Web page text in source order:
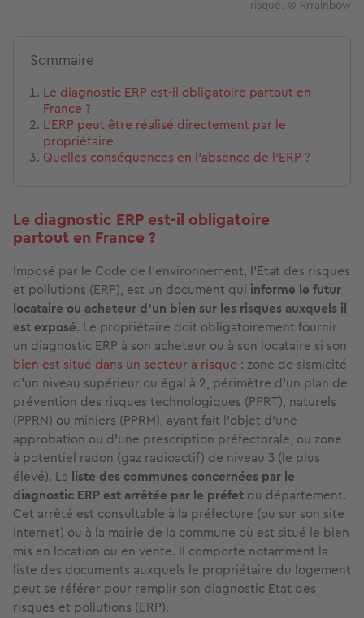
risque. © Rrrainbow
Sommaire
Le diagnostic ERP est-il obligatoire partout en
France ?
L’ERP peut être réalisé directement par le
propriétaire
Quelles conséquences en l’absence de l’ERP ?
Le diagnostic ERP est-il obligatoire
partout en France ?
Imposé par le Code de l’environnement, l'Etat des risques
et pollutions (ERP), est un document qui informe le futur
locataire ou acheteur d’un bien sur les risques auxquels il
est exposé. Le propriétaire doit obligatoirement fournir
un diagnostic ERP à son acheteur ou à son locataire si son
bien est situé dans un secteur à risque : zone de sismicité
d’un niveau supérieur ou égal à 2, périmètre d’un plan de
prévention des risques technologiques (PPRT), naturels
(PPRN) ou miniers (PPRM), ayant fait l’objet d’une
approbation ou d’une prescription préfectorale, ou zone
à potentiel radon (gaz radioactif) de niveau 3 (le plus
élevé). La liste des communes concernées par le
diagnostic ERP est arrêtée par le préfet du département.
Cet arrêté est consultable à la préfecture (ou sur son site
internet) ou à la mairie de la commune où est situé le bien
mis en location ou en vente. Il comporte notamment la
liste des documents auxquels le propriétaire du logement
peut se référer pour remplir son diagnostic Etat des
risques et pollutions (ERP).